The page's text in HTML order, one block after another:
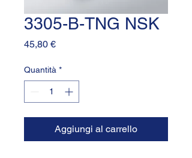
3305-B-TNG NSK
45,80 €Prezzo
Quantità *
Aggiungi al carrello